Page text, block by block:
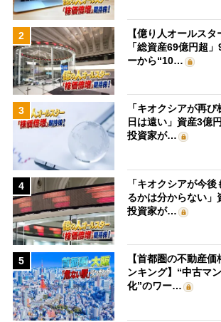
2
【億り人オールスタ
「総資産69億円超
ーから“10…
3
「キオクシアが再
日は遠い」資産3億
投資家が…
4
「キオクシアが今
るかは分からない」
投資家が…
5
【首都圏の不動産
ンキング】“中古マ
化”のワー…